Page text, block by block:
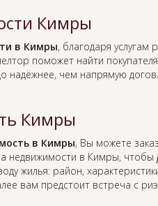
Кимры
в Кимры, благодаря
поможет найти
надёжнее, чем напрямую
Кимры
в Кимры, Вы можете
недвижимости в Кимры, чтобы
жилья: район,
вам предстоит встреча с